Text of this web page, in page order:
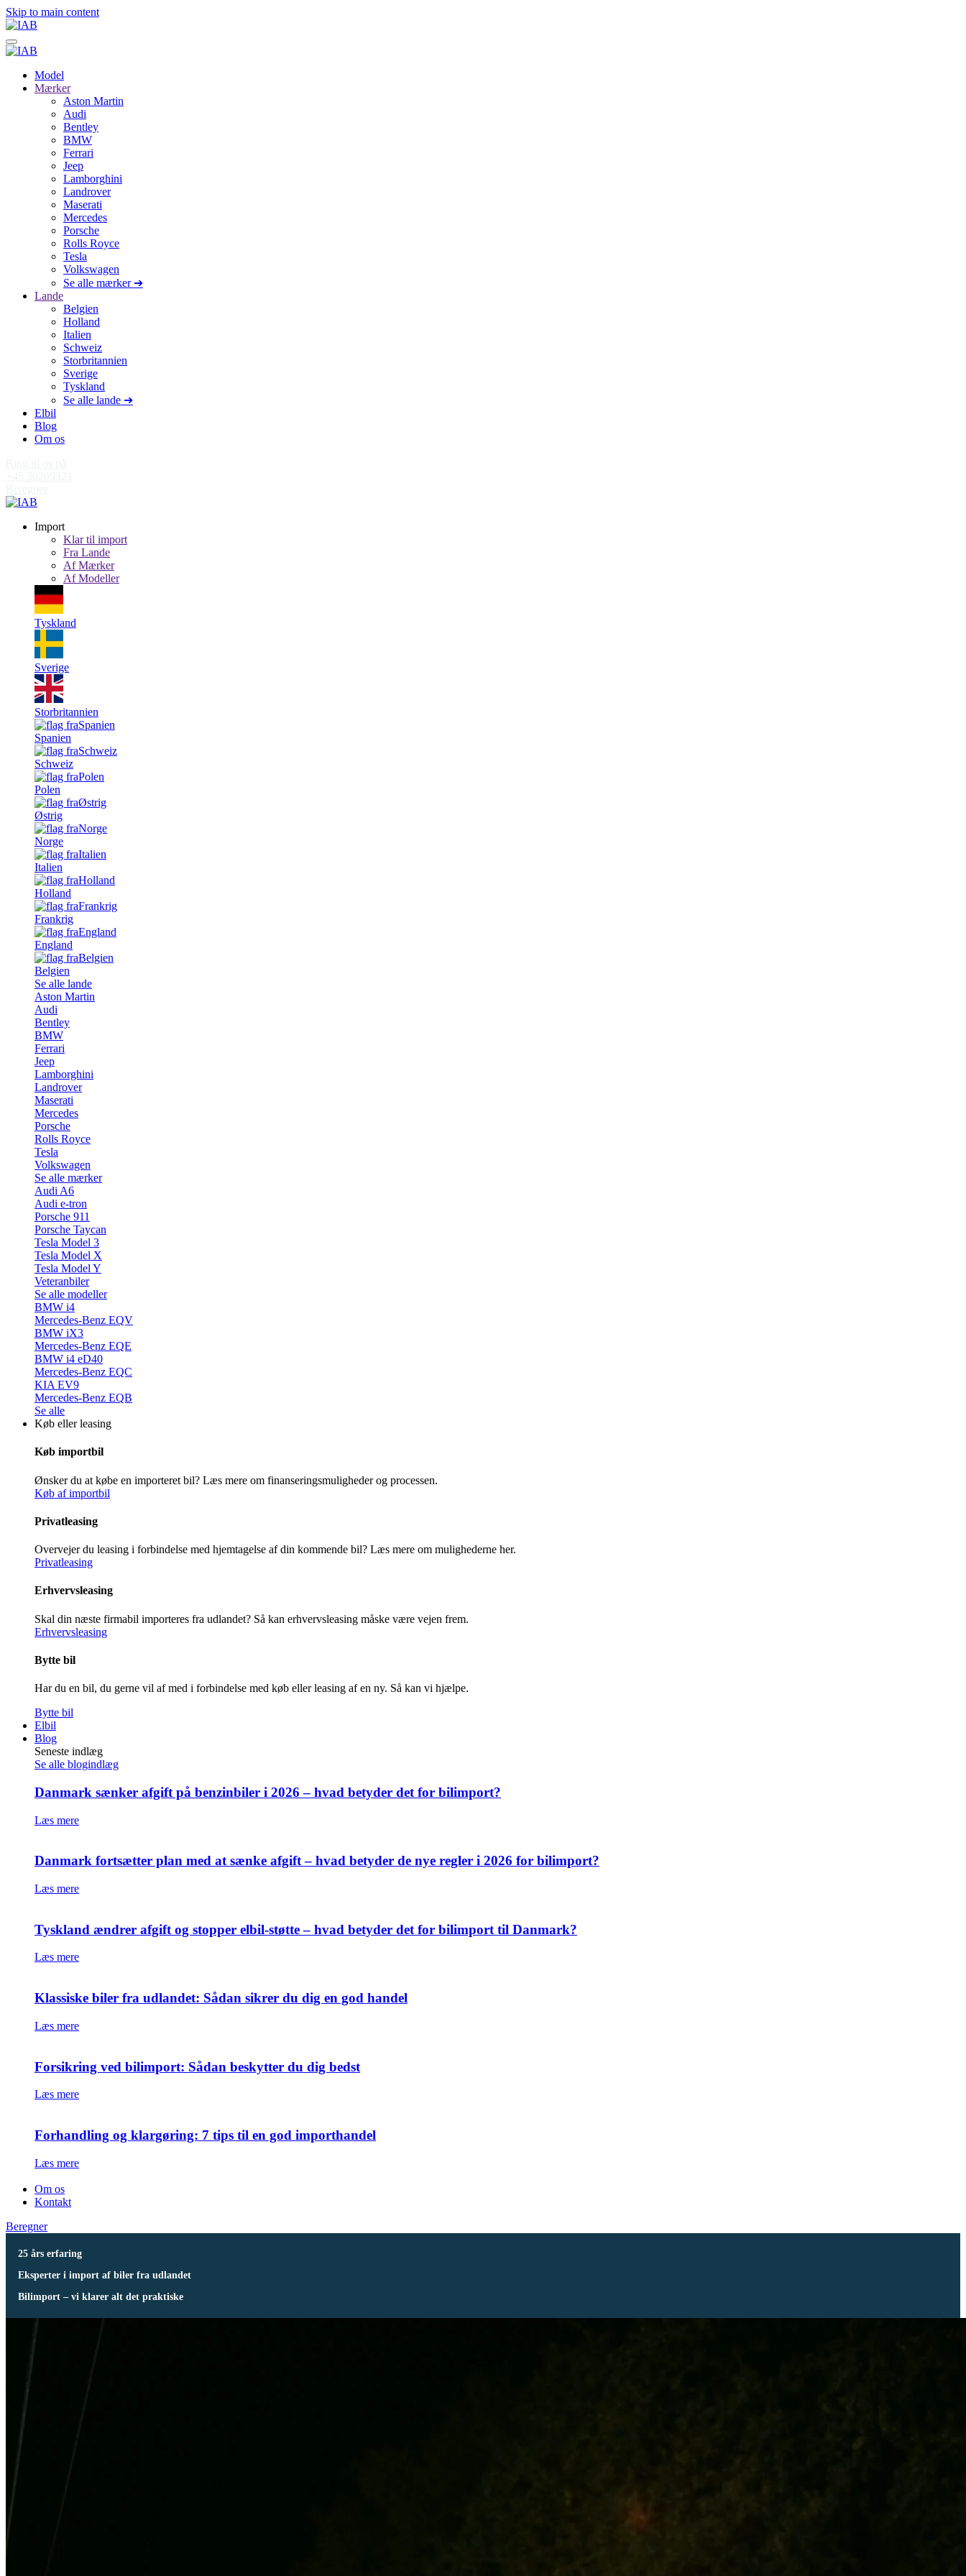
Skip to main content
Model
Mærker
Aston Martin
Audi
Bentley
BMW
Ferrari
Jeep
Lamborghini
Landrover
Maserati
Mercedes
Porsche
Rolls Royce
Tesla
Volkswagen
Se alle mærker ➔
Lande
Belgien
Holland
Italien
Schweiz
Storbritannien
Sverige
Tyskland
Se alle lande ➔
Elbil
Blog
Om os
Import
Klar til import
Fra Lande
Af Mærker
Af Modeller
Tyskland
Sverige
Storbritannien
Spanien
Schweiz
Polen
Østrig
Norge
Italien
Holland
Frankrig
England
Belgien
Se alle lande
Aston Martin
Audi
Bentley
BMW
Ferrari
Jeep
Lamborghini
Landrover
Maserati
Mercedes
Porsche
Rolls Royce
Tesla
Volkswagen
Se alle mærker
Audi A6
Audi e-tron
Porsche 911
Porsche Taycan
Tesla Model 3
Tesla Model X
Tesla Model Y
Veteranbiler
Se alle modeller
BMW i4
Mercedes-Benz EQV
BMW iX3
Mercedes-Benz EQE
BMW i4 eD40
Mercedes-Benz EQC
KIA EV9
Mercedes-Benz EQB
Se alle
Køb eller leasing
Køb importbil
Ønsker du at købe en importeret bil? Læs mere om finanseringsmuligheder og processen.
Køb af importbil
Privatleasing
Overvejer du leasing i forbindelse med hjemtagelse af din kommende bil? Læs mere om mulighederne her.
Privatleasing
Erhvervsleasing
Skal din næste firmabil importeres fra udlandet? Så kan erhvervsleasing måske være vejen frem.
Erhvervsleasing
Bytte bil
Har du en bil, du gerne vil af med i forbindelse med køb eller leasing af en ny. Så kan vi hjælpe.
Bytte bil
Elbil
Blog
Seneste indlæg
Se alle blogindlæg
Danmark sænker afgift på benzinbiler i 2026 – hvad betyder det for bilimport?
Læs mere
Danmark fortsætter plan med at sænke afgift – hvad betyder de nye regler i 2026 for bilimport?
Læs mere
Tyskland ændrer afgift og stopper elbil-støtte – hvad betyder det for bilimport til Danmark?
Læs mere
Klassiske biler fra udlandet: Sådan sikrer du dig en god handel
Læs mere
Forsikring ved bilimport: Sådan beskytter du dig bedst
Læs mere
Forhandling og klargøring: 7 tips til en god importhandel
Læs mere
Om os
Kontakt
Beregner
25 års erfaring
Eksperter i import af biler fra udlandet
Bilimport – vi klarer alt det praktiske